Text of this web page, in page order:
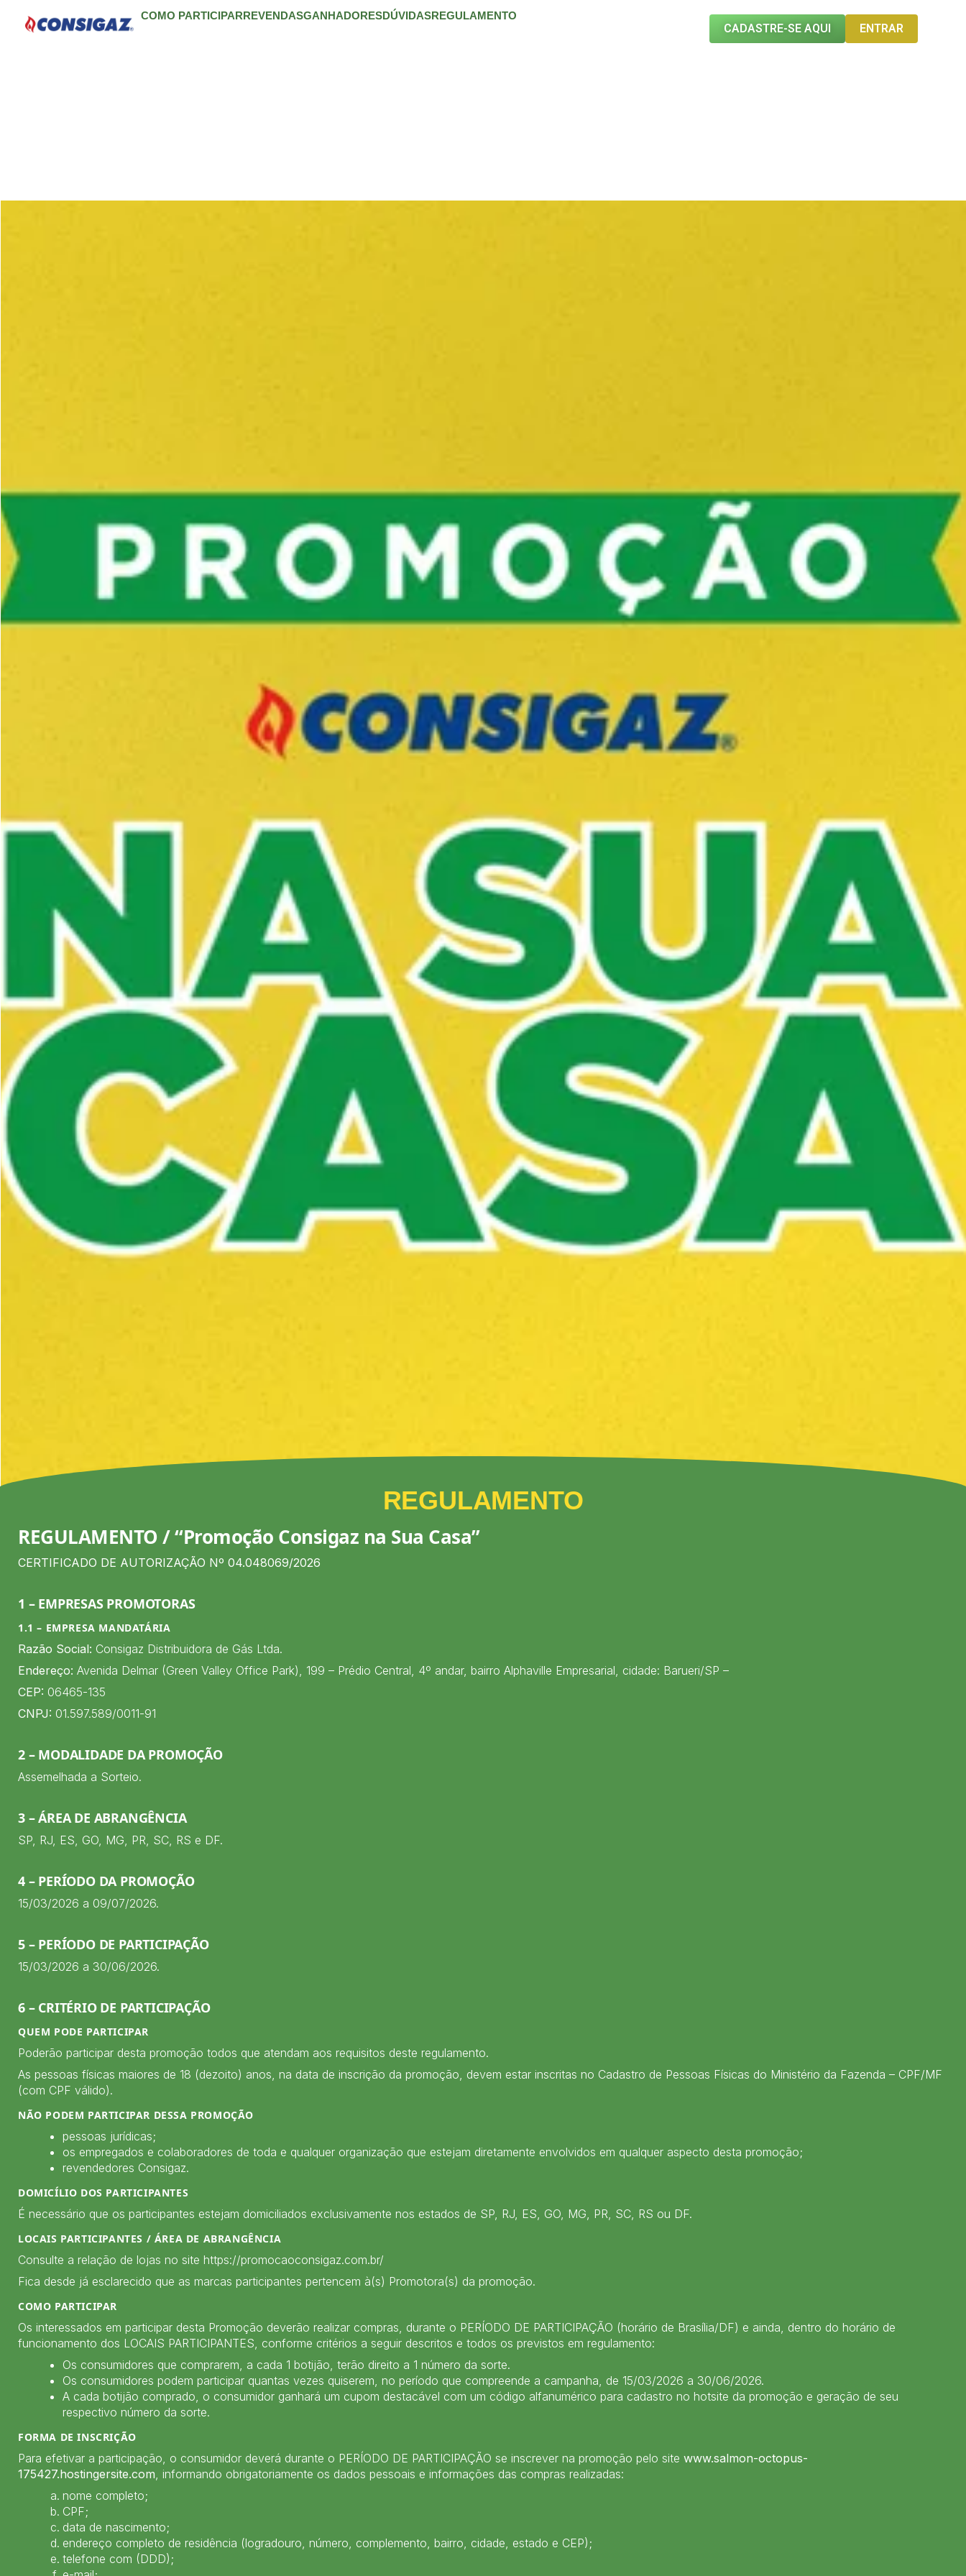
COMO PARTICIPARREVENDASGANHADORESDÚVIDASREGULAMENTO
CADASTRE-SE AQUI ENTRAR
REGULAMENTO
REGULAMENTO / “Promoção Consigaz na Sua Casa”
CERTIFICADO DE AUTORIZAÇÃO Nº 04.048069/2026
1 – EMPRESAS PROMOTORAS
1.1 – EMPRESA MANDATÁRIA
Razão Social: Consigaz Distribuidora de Gás Ltda.
Endereço: Avenida Delmar (Green Valley Office Park), 199 – Prédio Central, 4º andar, bairro Alphaville Empresarial, cidade: Barueri/SP –
CEP: 06465-135
CNPJ: 01.597.589/0011-91
2 – MODALIDADE DA PROMOÇÃO
Assemelhada a Sorteio.
3 – ÁREA DE ABRANGÊNCIA
SP, RJ, ES, GO, MG, PR, SC, RS e DF.
4 – PERÍODO DA PROMOÇÃO
15/03/2026 a 09/07/2026.
5 – PERÍODO DE PARTICIPAÇÃO
15/03/2026 a 30/06/2026.
6 – CRITÉRIO DE PARTICIPAÇÃO
QUEM PODE PARTICIPAR
Poderão participar desta promoção todos que atendam aos requisitos deste regulamento.
As pessoas físicas maiores de 18 (dezoito) anos, na data de inscrição da promoção, devem estar inscritas no Cadastro de Pessoas Físicas do Ministério da Fazenda – CPF/MF
(com CPF válido).
NÃO PODEM PARTICIPAR DESSA PROMOÇÃO
pessoas jurídicas;
os empregados e colaboradores de toda e qualquer organização que estejam diretamente envolvidos em qualquer aspecto desta promoção;
revendedores Consigaz.
DOMICÍLIO DOS PARTICIPANTES
É necessário que os participantes estejam domiciliados exclusivamente nos estados de SP, RJ, ES, GO, MG, PR, SC, RS ou DF.
LOCAIS PARTICIPANTES / ÁREA DE ABRANGÊNCIA
Consulte a relação de lojas no site https://promocaoconsigaz.com.br/
Fica desde já esclarecido que as marcas participantes pertencem à(s) Promotora(s) da promoção.
COMO PARTICIPAR
Os interessados em participar desta Promoção deverão realizar compras, durante o PERÍODO DE PARTICIPAÇÃO (horário de Brasília/DF) e ainda, dentro do horário de
funcionamento dos LOCAIS PARTICIPANTES, conforme critérios a seguir descritos e todos os previstos em regulamento:
Os consumidores que comprarem, a cada 1 botijão, terão direito a 1 número da sorte.
Os consumidores podem participar quantas vezes quiserem, no período que compreende a campanha, de 15/03/2026 a 30/06/2026.
A cada botijão comprado, o consumidor ganhará um cupom destacável com um código alfanumérico para cadastro no hotsite da promoção e geração de seu
respectivo número da sorte.
FORMA DE INSCRIÇÃO
Para efetivar a participação, o consumidor deverá durante o PERÍODO DE PARTICIPAÇÃO se inscrever na promoção pelo site www.salmon-octopus-
175427.hostingersite.com , informando obrigatoriamente os dados pessoais e informações das compras realizadas:
nome completo;
CPF;
data de nascimento;
endereço completo de residência (logradouro, número, complemento, bairro, cidade, estado e CEP);
telefone com (DDD);